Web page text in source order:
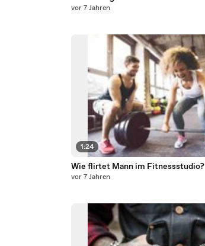
vor 7 Jahren
1:24
Wie flirtet Mann im Fitnessstudio?
vor 7 Jahren